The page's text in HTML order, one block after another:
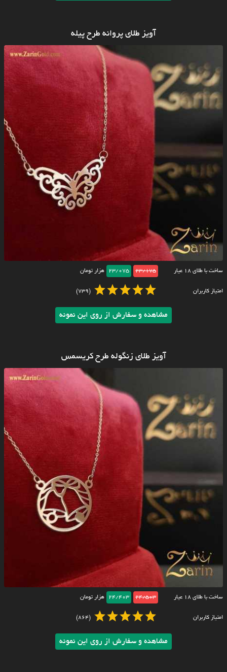
آویز طلای پروانه طرح پیله
ساخت با طلای ۱۸ عیار 23/175
23/075 هزار تومان
امتیاز کاربران (739)
مشاهده و سفارش از روی این نمونه
آویز طلای زنگوله طرح کریسمس
ساخت با طلای ۱۸ عیار 24/503
24/403 هزار تومان
امتیاز کاربران (864)
مشاهده و سفارش از روی این نمونه